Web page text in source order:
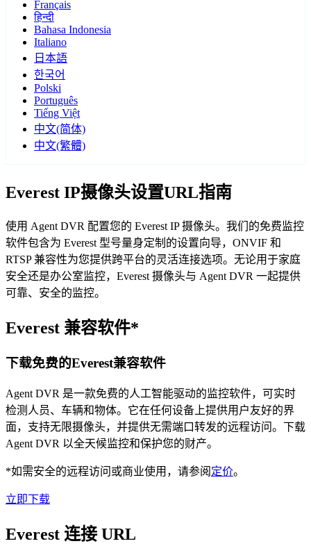
Français
हिन्दी
Bahasa Indonesia
Italiano
日本語
한국어
Polski
Português
Tiếng Việt
中文(简体)
中文(繁體)
Everest IP摄像头设置URL指南
使用 Agent DVR 配置您的 Everest IP 摄像头。我们的免费监控
软件包含为 Everest 型号量身定制的设置向导，ONVIF 和
RTSP 兼容性为您提供跨平台的灵活连接选项。无论用于家庭
安全还是办公室监控，Everest 摄像头与 Agent DVR 一起提供
可靠、安全的监控。
Everest 兼容软件*
下载免费的Everest兼容软件
Agent DVR 是一款免费的人工智能驱动的监控软件，可实时
检测人员、车辆和物体。它在任何设备上提供用户友好的界
面，支持无限摄像头，并提供无需端口转发的远程访问。下载
Agent DVR 以全天候监控和保护您的财产。
*如需安全的远程访问或商业使用，请参阅 定价。
立即下载
Everest 连接 URL